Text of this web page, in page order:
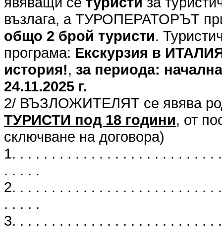
възлага, а ТУРОПЕРАТОРЪТ
общо 2 брой туристи.
програма: Екскурзия в
история!, за периода:
24.11.2025 г.
2/ ВЪЗЛОЖИТЕЛЯТ се явява
ТУРИСТИ под 18 години, от
сключване на договора)
1. . . . . . . . . . . . . . . . . . . . . . . . .
. . . . .
2. . . . . . . . . . . . . . . . . . . . . . . . .
. . . . .
3. . . . . . . . . . . . . . . . . . . . . . . . .